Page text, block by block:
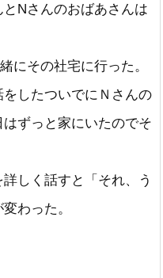
Nさんのおばあさんは
にその社宅に行った。
したついでにＮさんの
ずっと家にいたのでそ
しく話すと「それ、う
わった。